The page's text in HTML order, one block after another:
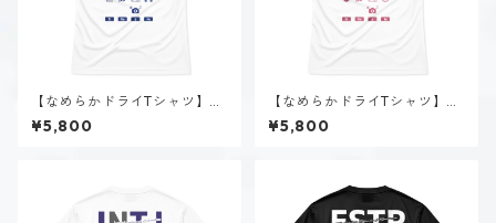
【なめらかドライTシャツ】時
雨 瑠璃子（INTP）｜ホワイト
¥5,800
【なめらかドライTシャツ】夜
月 夢乃（INFP）｜ホワイト
¥5,800